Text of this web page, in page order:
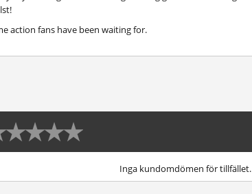
action fans have been waiting for.
Inga kundomdömen för tillfället.